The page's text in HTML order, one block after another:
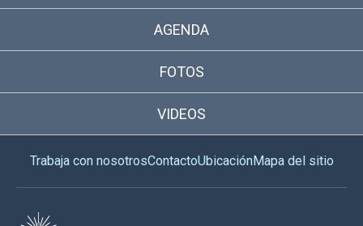
AGENDA
FOTOS
VIDEOS
Trabaja con nosotrosContactoUbicaciónMapa del sitio